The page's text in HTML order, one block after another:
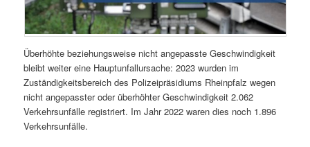
Überhöhte beziehungsweise nicht angepasste Geschwindigkeit
bleibt weiter eine Hauptunfallursache: 2023 wurden im
Zuständigkeitsbereich des Polizeipräsidiums Rheinpfalz wegen
nicht angepasster oder überhöhter Geschwindigkeit 2.062
Verkehrsunfälle registriert. Im Jahr 2022 waren dies noch 1.896
Verkehrsunfälle.